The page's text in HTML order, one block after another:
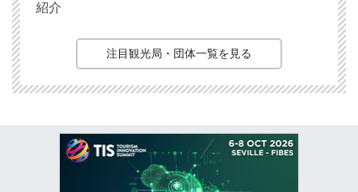
紹介
注目観光局・団体一覧を見る